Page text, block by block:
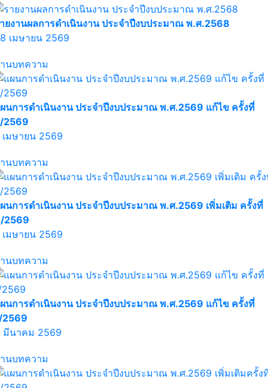
ยงานผลการดำเนินงาน ประจำปีงบประมาณ พ.ศ.2568
เมษายน 2569
นบทความ
นการดำเนินงาน ประจำปีงบประมาณ พ.ศ.2569 แก้ไข ครั้งที่
2569
เมษายน 2569
นบทความ
นการดำเนินงาน ประจำปีงบประมาณ พ.ศ.2569 เพิ่มเติม ครั้งที่
2569
เมษายน 2569
นบทความ
นการดำเนินงาน ประจำปีงบประมาณ พ.ศ.2569 แก้ไข ครั้งที่
2569
มีนาคม 2569
นบทความ